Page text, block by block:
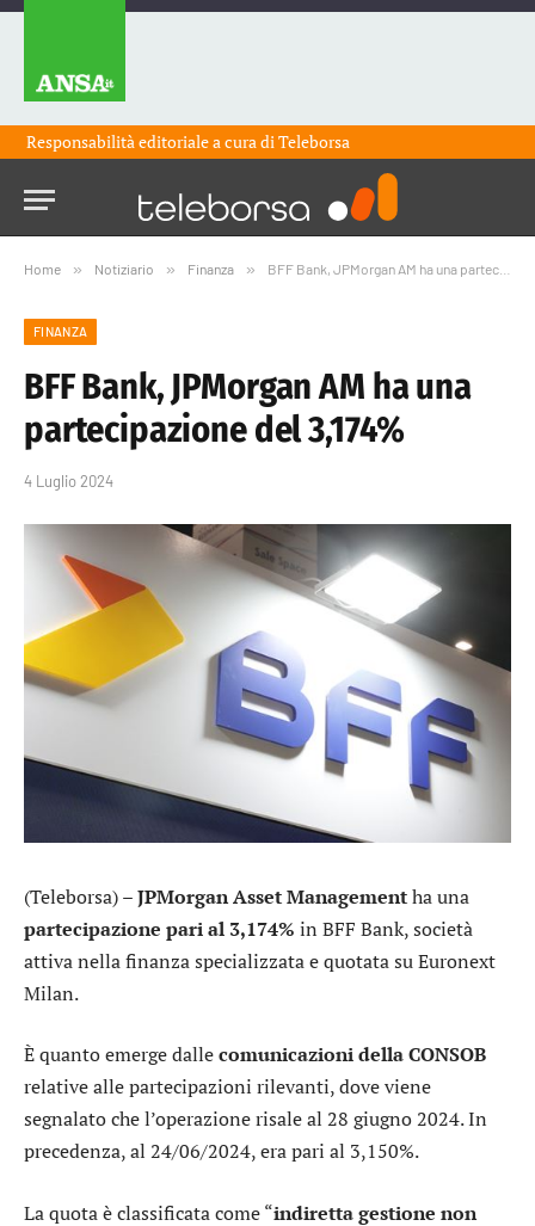
Responsabilità editoriale a cura diTeleborsa
Home » Notiziario » Finanza » BFF Bank, JPMorgan AM ha una partecipazione del 3,174%
FINANZA
BFF Bank, JPMorgan AM ha una
partecipazione del 3,174%
4 Luglio 2024
(Teleborsa) –JPMorgan Asset Managementha una
partecipazione pari al 3,174% in BFF Bank, società
attiva nella finanza specializzata e quotata su Euronext
Milan.
È quanto emerge dallecomunicazioni della CONSOB
relative alle partecipazioni rilevanti, dove viene
segnalato che l’operazione risale al 28 giugno 2024. In
precedenza, al 24/06/2024, era pari al 3,150%.
La quota è classificata come “indiretta gestione non